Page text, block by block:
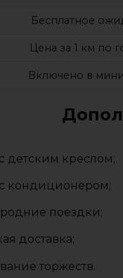
Бесплатное
Цена за 1 км по
Включено в
детским креслом;
кондиционером;
поездки;
доставка;
торжеств.